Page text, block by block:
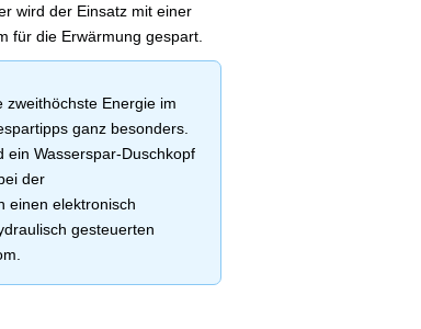
wird der Einsatz mit einer
für die Erwärmung gespart.
zweithöchste Energie im
ganz besonders.
ein Wasserspar-Duschkopf
der
einen elektronisch
gesteuerten